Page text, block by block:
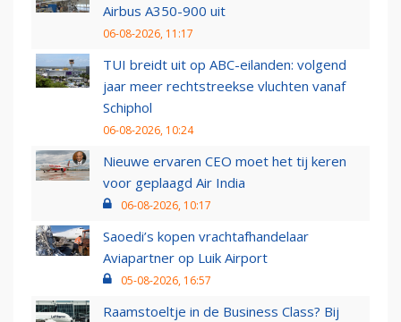
Airbus A350-900 uit
06-08-2026, 11:17
TUI breidt uit op ABC-eilanden: volgend
jaar meer rechtstreekse vluchten vanaf
Schiphol
06-08-2026, 10:24
Nieuwe ervaren CEO moet het tij keren
voor geplaagd Air India
06-08-2026, 10:17
Saoedi’s kopen vrachtafhandelaar
Aviapartner op Luik Airport
05-08-2026, 16:57
Raamstoeltje in de Business Class? Bij